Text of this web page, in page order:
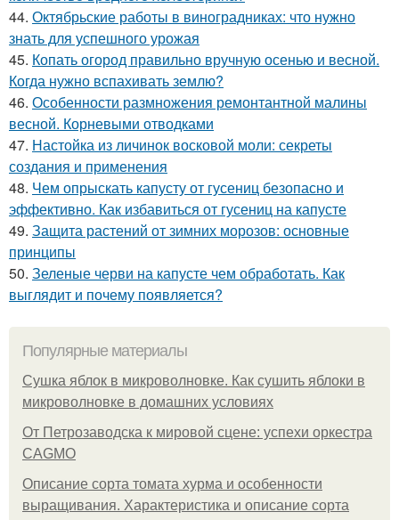
44. Октябрьские работы в виноградниках: что нужно
знать для успешного урожая
45. Копать огород правильно вручную осенью и весной.
Когда нужно вспахивать землю?
46. Особенности размножения ремонтантной малины
весной. Корневыми отводками
47. Настойка из личинок восковой моли: секреты
создания и применения
48. Чем опрыскать капусту от гусениц безопасно и
эффективно. Как избавиться от гусениц на капусте
49. Защита растений от зимних морозов: основные
принципы
50. Зеленые черви на капусте чем обработать. Как
выглядит и почему появляется?
Популярные материалы
Сушка яблок в микроволновке. Как сушить яблоки в
микроволновке в домашних условиях
От Петрозаводска к мировой сцене: успехи оркестра
CAGMO
Описание сорта томата хурма и особенности
выращивания. Характеристика и описание сорта